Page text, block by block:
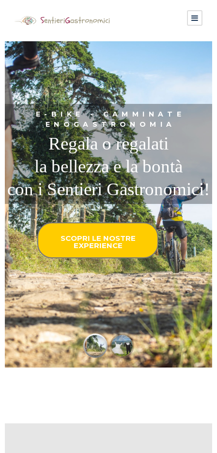
E-BIKE - CAMMINATE
ENOGASTRONOMIA
Regala o regalati
la bellezza e la bontà
con i Sentieri Gastronomici!
SCOPRI LE NOSTRE
EXPERIENCE